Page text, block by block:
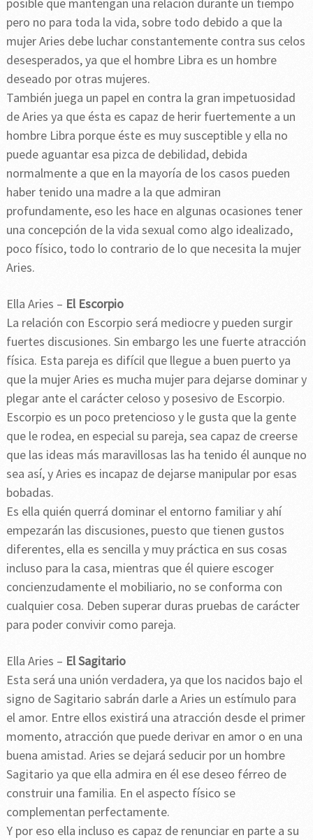
pero no para toda la vida, sobre todo debido a que la
mujer Aries debe luchar constantemente contra sus celos
desesperados, ya que el hombre Libra es un hombre
deseado por otras mujeres.
También juega un papel en contra la gran impetuosidad
de Aries ya que ésta es capaz de herir fuertemente a un
hombre Libra porque éste es muy susceptible y ella no
puede aguantar esa pizca de debilidad, debida
normalmente a que en la mayoría de los casos pueden
haber tenido una madre a la que admiran
profundamente, eso les hace en algunas ocasiones tener
una concepción de la vida sexual como algo idealizado,
poco físico, todo lo contrario de lo que necesita la mujer
Aries.
Ella Aries – El Escorpio
La relación con Escorpio será mediocre y pueden surgir
fuertes discusiones. Sin embargo les une fuerte atracción
física. Esta pareja es difícil que llegue a buen puerto ya
que la mujer Aries es mucha mujer para dejarse dominar y
plegar ante el carácter celoso y posesivo de Escorpio.
Escorpio es un poco pretencioso y le gusta que la gente
que le rodea, en especial su pareja, sea capaz de creerse
que las ideas más maravillosas las ha tenido él aunque no
sea así, y Aries es incapaz de dejarse manipular por esas
bobadas.
Es ella quién querrá dominar el entorno familiar y ahí
empezarán las discusiones, puesto que tienen gustos
diferentes, ella es sencilla y muy práctica en sus cosas
incluso para la casa, mientras que él quiere escoger
concienzudamente el mobiliario, no se conforma con
cualquier cosa. Deben superar duras pruebas de carácter
para poder convivir como pareja.
Ella Aries – El Sagitario
Esta será una unión verdadera, ya que los nacidos bajo el
signo de Sagitario sabrán darle a Aries un estímulo para
el amor. Entre ellos existirá una atracción desde el primer
momento, atracción que puede derivar en amor o en una
buena amistad. Aries se dejará seducir por un hombre
Sagitario ya que ella admira en él ese deseo férreo de
construir una familia. En el aspecto físico se
complementan perfectamente.
Y por eso ella incluso es capaz de renunciar en parte a su